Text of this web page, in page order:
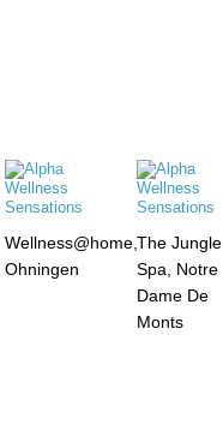
Wellness@home,
Ohningen
The Jungle
Spa, Notre
Dame De
Monts